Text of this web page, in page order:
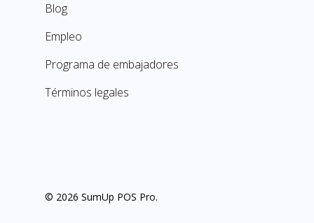
Blog
Empleo
Programa de embajadores
Términos legales
© 2026 SumUp POS Pro.